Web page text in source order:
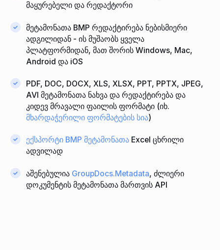
მაყურებელი და რედაქტორი
მეტამონათა BMP რედაქტირება ნებისმიერი
ადგილიდან - ის მუშაობს ყველა
პლატფორმიდან, მათ შორის Windows, Mac,
Android და iOS
PDF, DOC, DOCX, XLS, XLSX, PPT, PPTX, JPEG,
AVI მეტამონათა ნახვა და რედაქტირება და
კიდევ მრავალი ფაილის ფორმატი (იხ.
მხარდაჭერილი ფორმატების სია)
ექსპორტი BMP მეტამონათა Excel ცხრილი
ადვილად
აშენებულია GroupDocs.Metadata, ძლიერი
დოკუმენტის მეტამონათა მართვის API